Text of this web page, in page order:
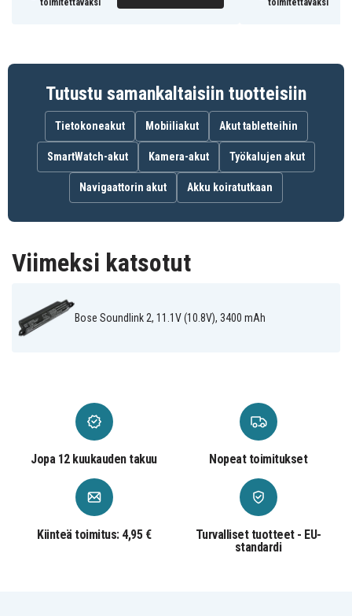
toimitettavaksi
toimitettavaksi
Tutustu samankaltaisiin tuotteisiin
Tietokoneakut Mobiiliakut Akut tabletteihin
SmartWatch-akut Kamera-akut Työkalujen akut
Navigaattorin akut Akku koiratutkaan
Viimeksi katsotut
Bose Soundlink 2, 11.1V (10.8V), 3400 mAh
Jopa 12 kuukauden takuu Nopeat toimitukset
Kiinteä toimitus: 4,95 €
Turvalliset tuotteet - EU-
standardi